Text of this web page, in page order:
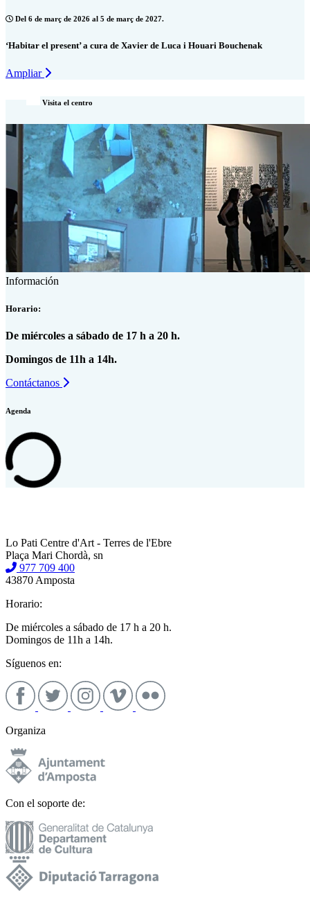
Del 6 de març de 2026 al 5 de març de 2027.
‘Habitar el present’ a cura de Xavier de Luca i Houari Bouchenak
Ampliar
Visita el centro
Información
Horario:
De miércoles a sábado de 17 h a 20 h.
Domingos de 11h a 14h.
Contáctanos
Agenda
Lo Pati Centre d'Art - Terres de l'Ebre
Plaça Mari Chordà, sn
977 709 400
43870 Amposta
Horario:
De miércoles a sábado de 17 h a 20 h.
Domingos de 11h a 14h.
Síguenos en:
Organiza
Con el soporte de: